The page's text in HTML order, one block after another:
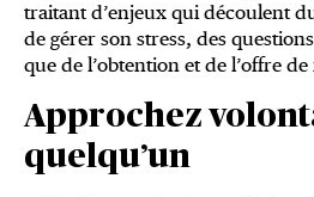
traitant d’enjeux qui découlent
de gérer son stress, des
que de l’obtention et de l’offre
Approchez
quelqu’un